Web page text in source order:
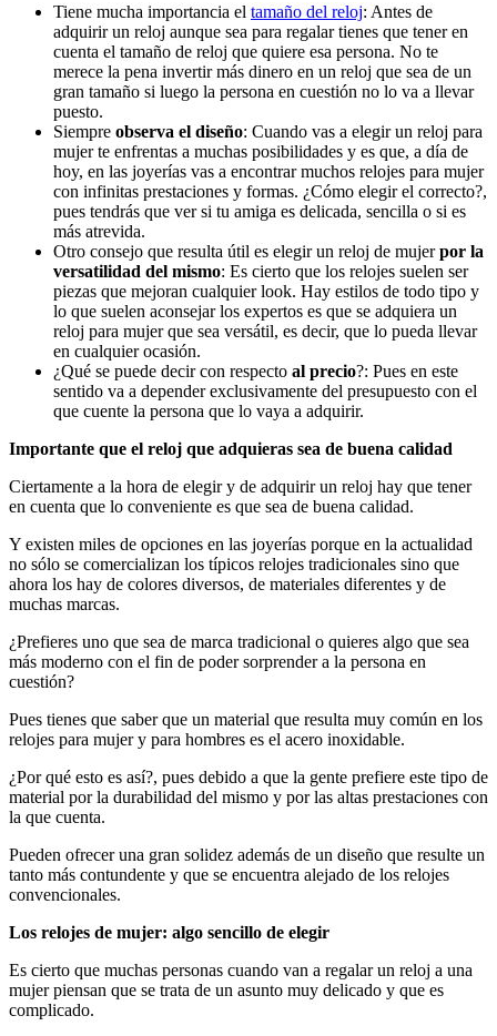
Tiene mucha importancia el tamaño del reloj: Antes de
adquirir un reloj aunque sea para regalar tienes que tener en
cuenta el tamaño de reloj que quiere esa persona. No te
merece la pena invertir más dinero en un reloj que sea de un
gran tamaño si luego la persona en cuestión no lo va a llevar
puesto.
Siempre observa el diseño: Cuando vas a elegir un reloj para
mujer te enfrentas a muchas posibilidades y es que, a día de
hoy, en las joyerías vas a encontrar muchos relojes para mujer
con infinitas prestaciones y formas. ¿Cómo elegir el correcto?,
pues tendrás que ver si tu amiga es delicada, sencilla o si es
más atrevida.
Otro consejo que resulta útil es elegir un reloj de mujerpor la
versatilidad del mismo: Es cierto que los relojes suelen ser
piezas que mejoran cualquier look. Hay estilos de todo tipo y
lo que suelen aconsejar los expertos es que se adquiera un
reloj para mujer que sea versátil, es decir, que lo pueda llevar
en cualquier ocasión.
¿Qué se puede decir con respecto al precio?: Pues en este
sentido va a depender exclusivamente del presupuesto con el
que cuente la persona que lo vaya a adquirir.
Importante que el reloj que adquieras sea de buena calidad
Ciertamente a la hora de elegir y de adquirir un reloj hay que tener
en cuenta que lo conveniente es que sea de buena calidad.
Y existen miles de opciones en las joyerías porque en la actualidad
no sólo se comercializan los típicos relojes tradicionales sino que
ahora los hay de colores diversos, de materiales diferentes y de
muchas marcas.
¿Prefieres uno que sea de marca tradicional o quieres algo que sea
más moderno con el fin de poder sorprender a la persona en
cuestión?
Pues tienes que saber que un material que resulta muy común en los
relojes para mujer y para hombres es el acero inoxidable.
¿Por qué esto es así?, pues debido a que la gente prefiere este tipo de
material por la durabilidad del mismo y por las altas prestaciones con
la que cuenta.
Pueden ofrecer una gran solidez además de un diseño que resulte un
tanto más contundente y que se encuentra alejado de los relojes
convencionales.
Los relojes de mujer: algo sencillo de elegir
Es cierto que muchas personas cuando van a regalar un reloj a una
mujer piensan que se trata de un asunto muy delicado y que es
complicado.